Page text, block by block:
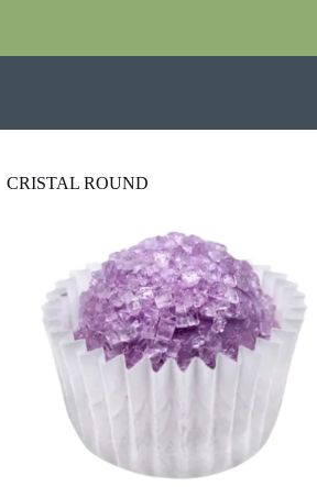
CRISTAL ROUND